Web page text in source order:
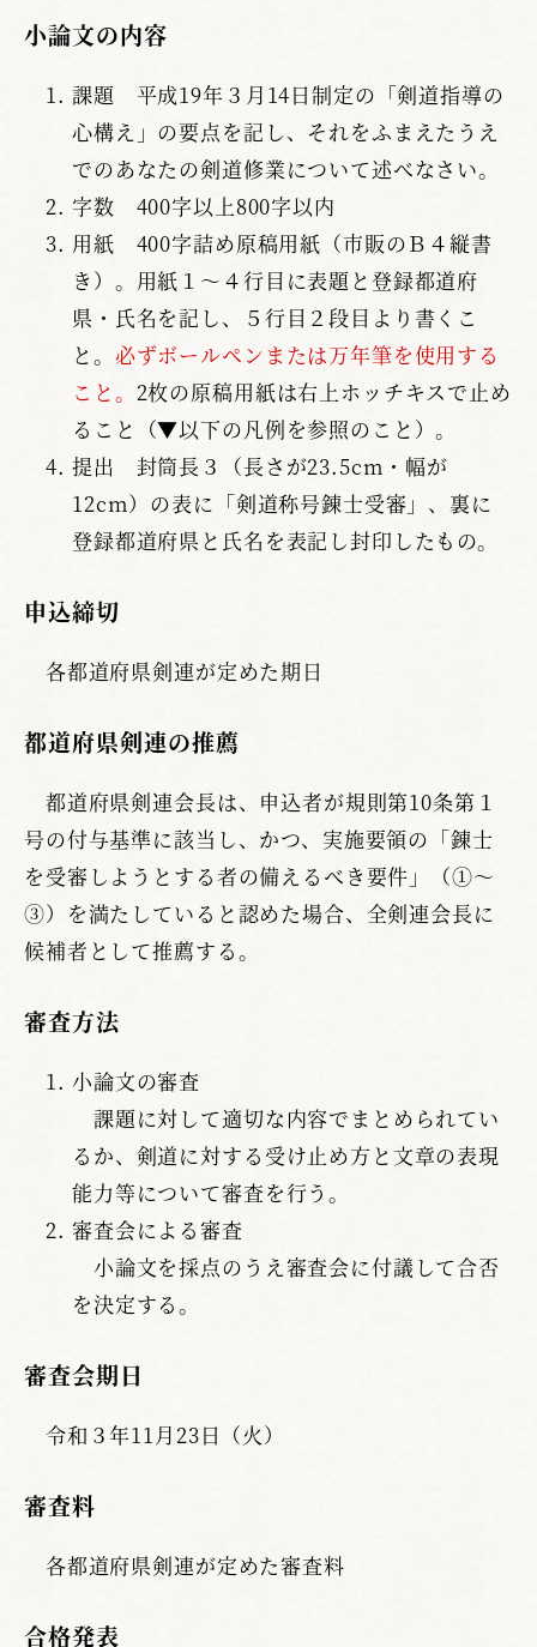
小論文の内容
課題 平成19年３月14日制定の「剣道指導の
心構え」の要点を記し、それをふまえたうえ
でのあなたの剣道修業について述べなさい。
字数 400字以上800字以内
用紙 400字詰め原稿用紙（市販のＢ４縦書
き）。用紙１～４行目に表題と登録都道府
県・氏名を記し、５行目２段目より書くこ
と。 必ずボールペンまたは万年筆を使用する
こと。 2枚の原稿用紙は右上ホッチキスで止め
ること（▼以下の凡例を参照のこと）。
提出 封筒長３（長さが23.5cm・幅が
12cm）の表に「剣道称号錬士受審」、裏に
登録都道府県と氏名を表記し封印したもの。
申込締切
各都道府県剣連が定めた期日
都道府県剣連の推薦
都道府県剣連会長は、申込者が規則第10条第１
号の付与基準に該当し、かつ、実施要領の「錬士
を受審しようとする者の備えるべき要件」（①～
③）を満たしていると認めた場合、全剣連会長に
候補者として推薦する。
審査方法
小論文の審査
課題に対して適切な内容でまとめられてい
るか、剣道に対する受け止め方と文章の表現
能力等について審査を行う。
審査会による審査
小論文を採点のうえ審査会に付議して合否
を決定する。
審査会期日
令和３年11月23日（火）
審査料
各都道府県剣連が定めた審査料
合格発表